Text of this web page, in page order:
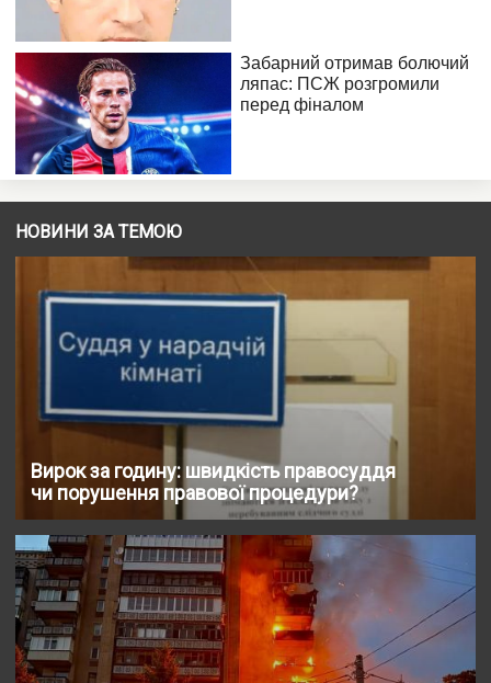
НОВИНИ ЗА ТЕМОЮ
Вирок за годину: швидкість правосуддя
чи порушення правової процедури?